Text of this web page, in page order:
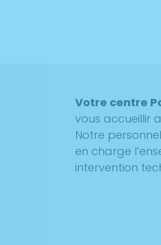
Votre centre
vous accueillir
Notre
en charge
intervention